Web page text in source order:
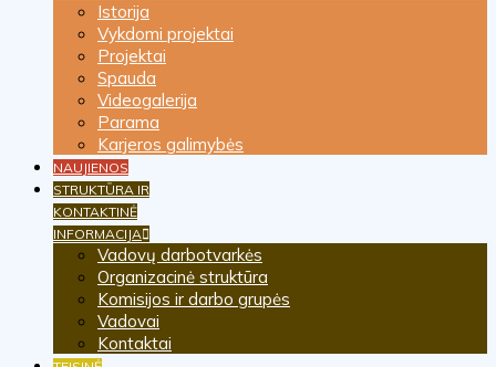
Istorija
Vykdomi projektai
Projektai
Spauda
Videogalerija
Parama
Karjeros galimybės
NAUJIENOS
STRUKTŪRA IR
KONTAKTINĖ
INFORMACIJA
Vadovų darbotvarkės
Organizacinė struktūra
Komisijos ir darbo grupės
Vadovai
Kontaktai